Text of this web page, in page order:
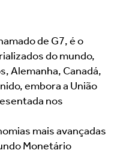
de G7, é o
do mundo,
Alemanha, Canadá,
embora a União
nos
mais avançadas
Monetário